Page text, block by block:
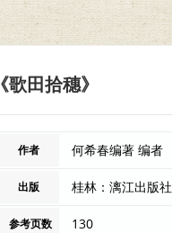
《歌田拾穗》
作者 何希春编著 编者
出版 桂林：漓江出版社
参考页数 130